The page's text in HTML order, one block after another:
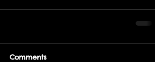
Comments